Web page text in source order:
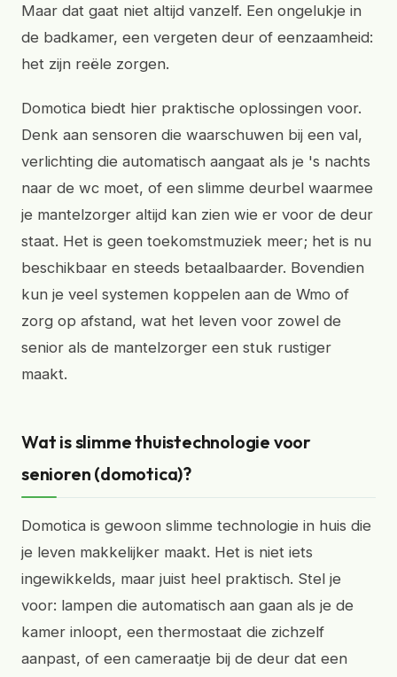
Maar dat gaat niet altijd vanzelf. Een ongelukje in
de badkamer, een vergeten deur of eenzaamheid:
het zijn reële zorgen.
Domotica biedt hier praktische oplossingen voor.
Denk aan sensoren die waarschuwen bij een val,
verlichting die automatisch aangaat als je 's nachts
naar de wc moet, of een slimme deurbel waarmee
je mantelzorger altijd kan zien wie er voor de deur
staat. Het is geen toekomstmuziek meer; het is nu
beschikbaar en steeds betaalbaarder. Bovendien
kun je veel systemen koppelen aan de Wmo of
zorg op afstand, wat het leven voor zowel de
senior als de mantelzorger een stuk rustiger
maakt.
Wat is slimme thuistechnologie voor
senioren (domotica)?
Domotica is gewoon slimme technologie in huis die
je leven makkelijker maakt. Het is niet iets
ingewikkelds, maar juist heel praktisch. Stel je
voor: lampen die automatisch aan gaan als je de
kamer inloopt, een thermostaat die zichzelf
aanpast, of een cameraatje bij de deur dat een